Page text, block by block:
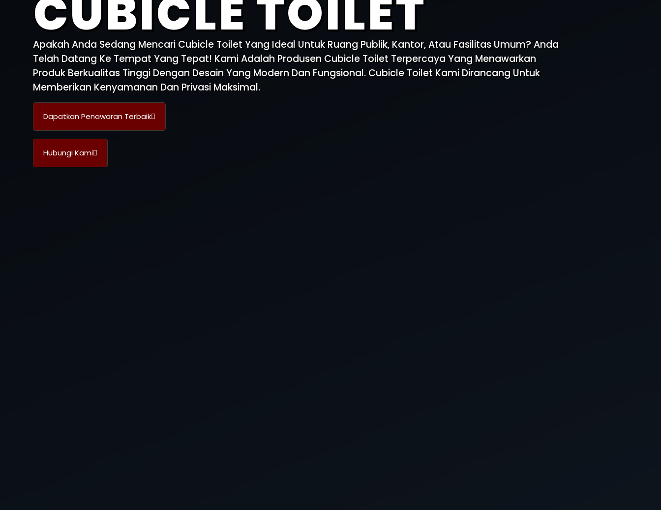
CUBICLE TOILET
Apakah Anda Sedang Mencari Cubicle Toilet Yang Ideal Untuk Ruang Publik, Kantor, Atau Fasilitas Umum? Anda
Telah Datang Ke Tempat Yang Tepat! Kami Adalah Produsen Cubicle Toilet Terpercaya Yang Menawarkan
Produk Berkualitas Tinggi Dengan Desain Yang Modern Dan Fungsional. Cubicle Toilet Kami Dirancang Untuk
Memberikan Kenyamanan Dan Privasi Maksimal.
Dapatkan Penawaran Terbaik
Hubungi Kami